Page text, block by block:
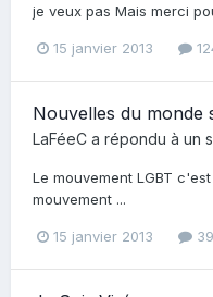
je veux pas Mais merci
15 janvier 2013
Nouvelles du monde
LaFéeC a répondu à un
Le mouvement LGBT
mouvement ...
15 janvier 2013